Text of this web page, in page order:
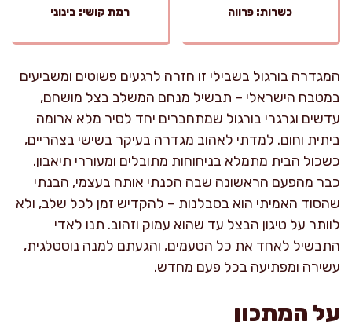
כשרות: פרווה רמת קושי: בינוני
המגדרה בורגול בשבילי זו חזרה לרגעים פשוטים ומשביעים
במטבח הישראלי – תבשיל מנחם המשלב בצל מושחם,
עדשים וגרגרי בורגול שמתחברים יחד לסיר מלא ארומה
ביתית וחום. למדתי לאהוב מגדרה בעיקר בשישי בצהריים,
כשכול הבית מתמלא בניחוחות מתובלים ומעוררי תיאבון.
כבר מהפעם הראשונה שבה הכנתי אותה בעצמי, הבנתי
שהסוד האמיתי הוא בסבלנות – להקדיש זמן לכל שלב, ולא
לוותר על טיגון הבצל עד שהוא עמוק וזהוב. תנו לאדי
התבשיל לאחד את כל הטעמים, והגעתם למנה נוסטלגית,
עשירה ומפתיעה בכל פעם מחדש.
על המתכון